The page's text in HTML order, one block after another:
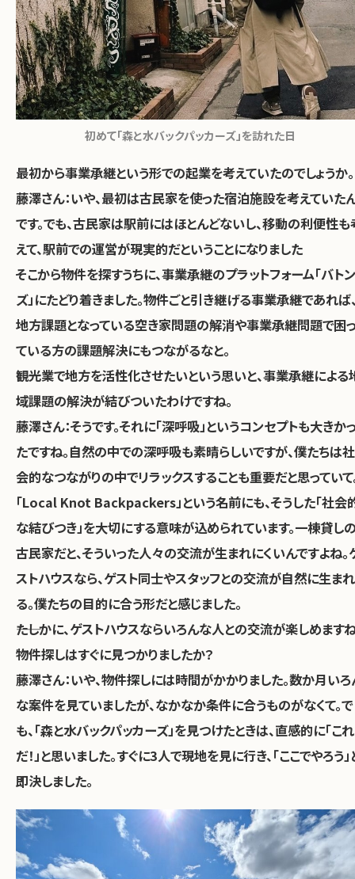
初めて「森と水バックパッカーズ」を訪れた日
最初から事業承継という形での起業を考えていたのでしょうか。
藤澤さん：いや、最初は古民家を使った宿泊施設を考えていた
です。でも、古民家は駅前にはほとんどないし、移動の利便性も
えて、駅前での運営が現実的だということになりました
そこから物件を探すうちに、事業承継のプラットフォーム「バトン
ズ」にたどり着きました。物件ごと引き継げる事業承継であれば
地方課題となっている空き家問題の解消や事業承継問題で困
ている方の課題解決にもつながるなと。
――観光業で地方を活性化させたいという思いと、事業承継による
域課題の解決が結びついたわけですね。
藤澤さん：そうです。それに「深呼吸」というコンセプトも大きか
たですね。自然の中での深呼吸も素晴らしいですが、僕たちは社
会的なつながりの中でリラックスすることも重要だと思っていて
「Local Knot Backpackers」という名前にも、そうした「社会
な結びつき」を大切にする意味が込められています。一棟貸し
古民家だと、そういった人々の交流が生まれにくいんですよね。
ストハウスなら、ゲスト同士やスタッフとの交流が自然に生まれ
る。僕たちの目的に合う形だと感じました。
――たしかに、ゲストハウスならいろんな人との交流が楽しめます
物件探しはすぐに見つかりましたか？
藤澤さん：いや、物件探しには時間がかかりました。数か月いろ
な案件を見ていましたが、なかなか条件に合うものがなくて。で
も、「森と水バックパッカーズ」を見つけたときは、直感的に「これ
だ！」と思いました。すぐに3人で現地を見に行き、「ここでやろう」
即決しました。